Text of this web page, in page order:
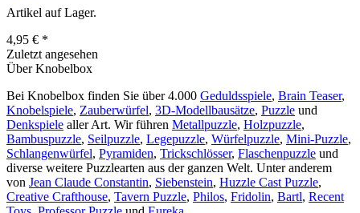
Artikel auf Lager.
4,95 € *
Zuletzt angesehen
Über Knobelbox
Bei Knobelbox finden Sie über 4.000 Geduldsspiele, Brain Teaser,
Knobelspiele, Zauberwürfel, 3D-Modellbausätze, Puzzle und
Denkspiele aller Art. Wir führen Metallpuzzle, Holzpuzzle,
Bambuspuzzle, Seilpuzzle, Legepuzzle, Würfelpuzzle, Mini-Puzzle,
Schlangenwürfel, Pyramiden, Trickschlösser, Flaschenpuzzle und
diverse weitere Puzzlearten aus der ganzen Welt. Unter anderem
von Jean Claude Constantin, Siebenstein, Huzzle Cast Puzzle,
Creative Crafthouse, Tavern Puzzle, Philos, Fridolin, Bartl, Recent